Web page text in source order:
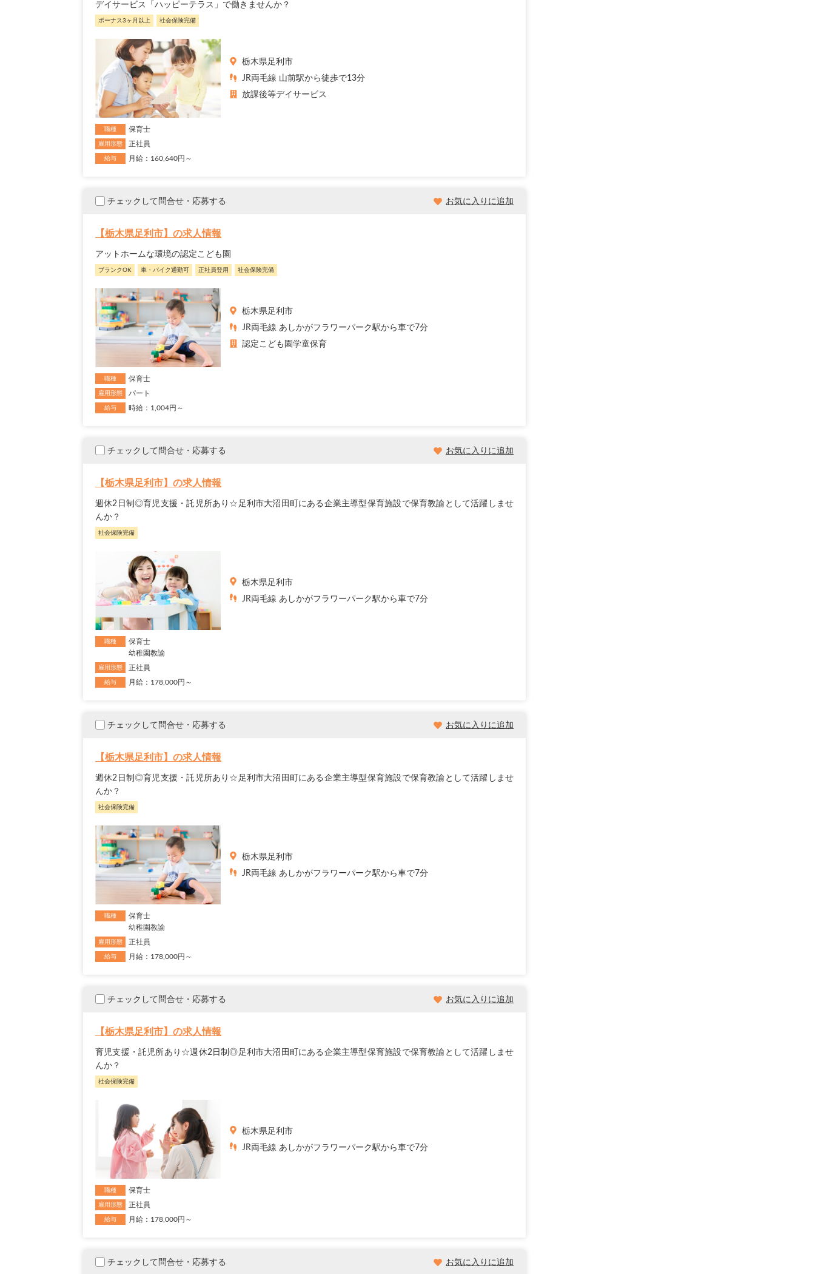
デイサービス「ハッピーテラス」で働きませんか？
ボーナス3ヶ月以上 社会保険完備
栃木県足利市
JR両毛線 山前駅から徒歩で13分
放課後等デイサービス
職種 保育士
雇用形態 正社員
給与 月給：160,640円～
チェックして問合せ・応募する お気に入りに追加
【栃木県足利市】の求人情報
アットホームな環境の認定こども園
ブランクOK 車・バイク通勤可 正社員登用 社会保険完備
栃木県足利市
JR両毛線 あしかがフラワーパーク駅から車で7分
認定こども園学童保育
職種 保育士
雇用形態 パート
給与 時給：1,004円～
チェックして問合せ・応募する お気に入りに追加
【栃木県足利市】の求人情報
週休2日制◎育児支援・託児所あり☆足利市大沼田町にある企業主導型保育施設で保育教諭として活躍しませ
んか？
社会保険完備
栃木県足利市
JR両毛線 あしかがフラワーパーク駅から車で7分
職種
保育士
幼稚園教諭
雇用形態 正社員
給与 月給：178,000円～
チェックして問合せ・応募する お気に入りに追加
【栃木県足利市】の求人情報
週休2日制◎育児支援・託児所あり☆足利市大沼田町にある企業主導型保育施設で保育教諭として活躍しませ
んか？
社会保険完備
栃木県足利市
JR両毛線 あしかがフラワーパーク駅から車で7分
職種
保育士
幼稚園教諭
雇用形態 正社員
給与 月給：178,000円～
チェックして問合せ・応募する お気に入りに追加
【栃木県足利市】の求人情報
育児支援・託児所あり☆週休2日制◎足利市大沼田町にある企業主導型保育施設で保育教諭として活躍しませ
んか？
社会保険完備
栃木県足利市
JR両毛線 あしかがフラワーパーク駅から車で7分
職種 保育士
雇用形態 正社員
給与 月給：178,000円～
チェックして問合せ・応募する お気に入りに追加